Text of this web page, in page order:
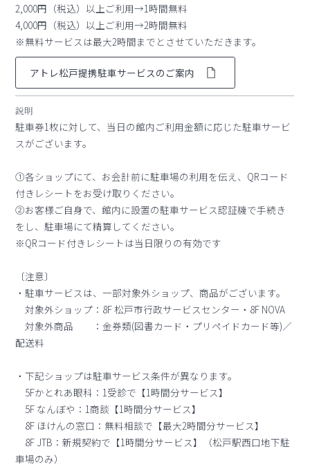
2,000円（税込）以上ご利用→1時間無料
4,000円（税込）以上ご利用→2時間無料
※無料サービスは最大2時間までとさせていただきます。
アトレ松戸提携駐車サービスのご案内
説明
駐車券1枚に対して、当日の館内ご利用金額に応じた駐車サービ
スがございます。
①各ショップにて、お会計前に駐車場の利用を伝え、QRコード
付きレシートをお受け取りください。
②お客様ご自身で、館内に設置の駐車サービス認証機で手続き
をし、駐車場にて精算してください。
※QRコード付きレシートは当日限りの有効です
〔注意〕
・駐車サービスは、一部対象外ショップ、商品がございます。
対象外ショップ：8F 松戸市行政サービスセンター・8F NOVA
対象外商品 ：金券類(図書カード・プリペイドカード等)／
配送料
・下記ショップは駐車サービス条件が異なります。
5Fかとれあ眼科：1受診で【1時間分サービス】
5F なんぼや：1商談【1時間分サービス】
8F ほけんの窓口：無料相談で【最大2時間分サービス】
8F JTB：新規契約で【1時間分サービス】（松戸駅西口地下駐
車場のみ）